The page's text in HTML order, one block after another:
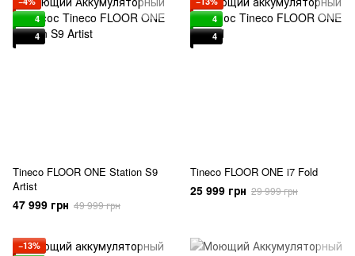
4
4
Tineco FLOOR ONE Station S9
Artist
47 999 грн 49 999 грн
4
4
Tineco FLOOR ONE i7 Fold
25 999 грн 29 999 грн
−13%